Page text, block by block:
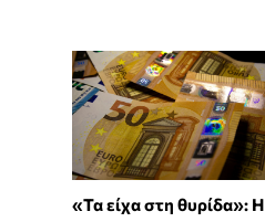
«Τα είχα στη θυρίδα»: Η